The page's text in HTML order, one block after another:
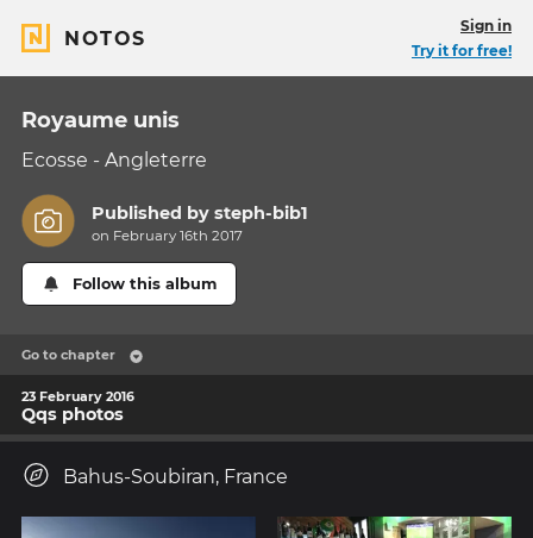
NOTOS
Sign in
Try it for free!
Royaume unis
Ecosse - Angleterre
Published bysteph-bib1
on February 16th 2017
Follow this album
Go to chapter
23 February 2016
Qqs photos
Bahus-Soubiran, France